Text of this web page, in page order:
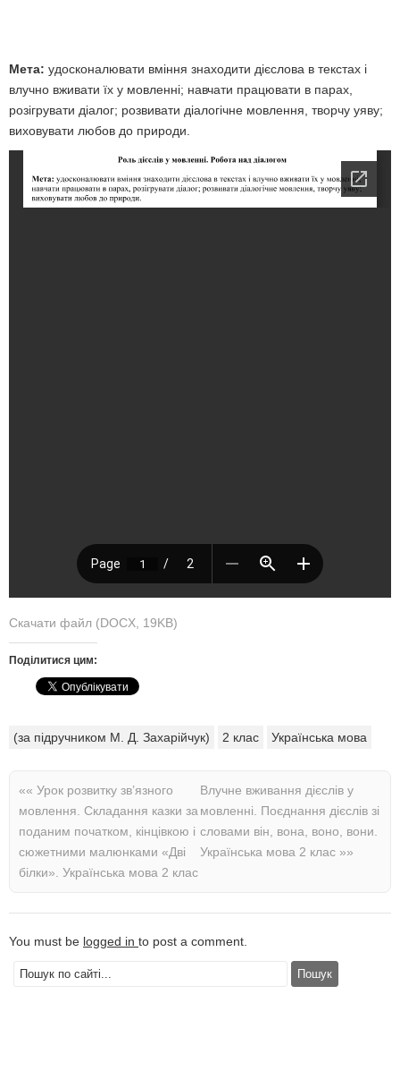
Мета: удосконалювати вміння знаходити дієслова в текстах і
влучно вживати їх у мовленні; навчати працювати в парах,
розігрувати діалог; розвивати діалогічне мовлення, творчу уяву;
виховувати любов до природи.
Скачати файл (DOCX, 19KB)
Поділитися цим:
(за підручником М. Д. Захарійчук) 2 клас Українська мова
«« Урок розвитку зв’язного
мовлення. Складання казки за
поданим початком, кінцівкою і
сюжетними малюнками «Дві
білки». Українська мова 2 клас
Влучне вживання дієслів у
мовленні. Поєднання дієслів зі
словами він, вона, воно, вони.
Українська мова 2 клас »»
You must be logged in to post a comment.